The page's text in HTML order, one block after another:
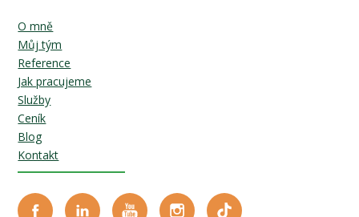
O mně
Můj tým
Reference
Jak pracujeme
Služby
Ceník
Blog
Kontakt